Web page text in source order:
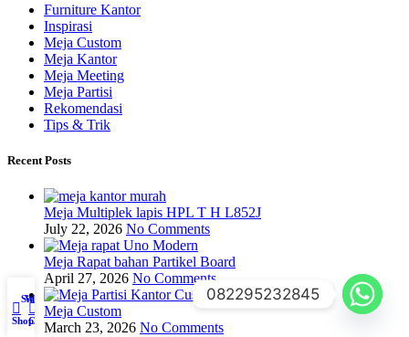
Furniture Kantor
Inspirasi
Meja Custom
Meja Kantor
Meja Meeting
Meja Partisi
Rekomendasi
Tips & Trik
Recent Posts
Meja Multiplek lapis HPL T H L852J
July 22, 2026 No Comments
Meja Rapat bahan Partikel Board
April 27, 2026 No Comments
Meja Custom
March 23, 2026 No Comments
Shop
Sidebar
Wishlist
0
Cart
My account 082295232845